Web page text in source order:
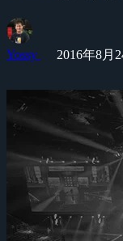
Yossy 2016年8月